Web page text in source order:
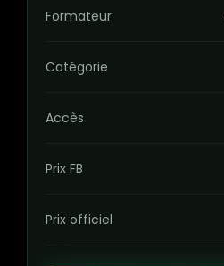
Formateur
Catégorie
Accès
Prix FB
Prix officiel